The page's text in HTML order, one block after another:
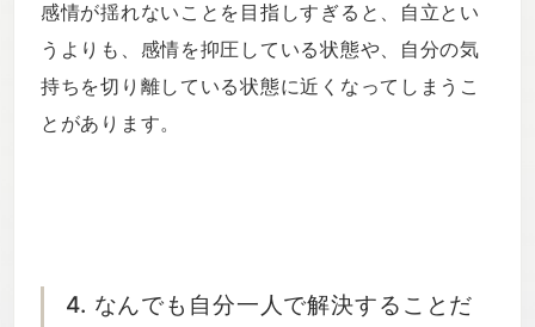
感情が揺れないことを目指しすぎると、自立とい
うよりも、感情を抑圧している状態や、自分の気
持ちを切り離している状態に近くなってしまうこ
とがあります。
4. なんでも自分一人で解決することだ